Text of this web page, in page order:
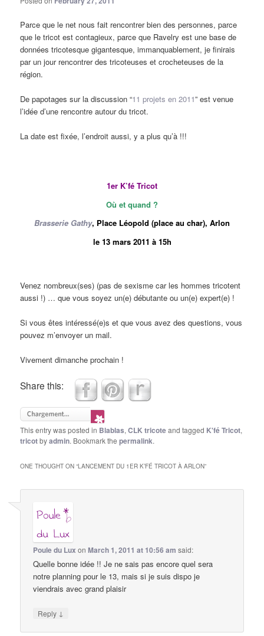
Parce que le net nous fait rencontrer bien des personnes, parce
que le tricot est contagieux, parce que Ravelry est une base de
données tricotesque gigantesque, immanquablement, je finirais
par un jour rencontrer des tricoteuses et crocheteuses de la
région.
De papotages sur la discussion “11 projets en 2011” est venue
l’idée d’une rencontre autour du tricot.
La date est fixée, l’endroit aussi, y a plus qu’à !!!
1er K’fé Tricot
Où et quand ?
Brasserie Gathy, Place Léopold (place au char), Arlon
le 13 mars 2011 à 15h
Venez nombreux(ses) (pas de sexisme car les hommes tricotent
aussi !) … que vous soyez un(e) débutante ou un(e) expert(e) !
Si vous êtes intéressé(e)s et que vous avez des questions, vous
pouvez m’envoyer un mail.
Vivement dimanche prochain !
Share this:
This entry was posted in Blablas,CLK tricoteand tagged K'fé Tricot,
tricotbyadmin. Bookmark thepermalink.
ONE THOUGHT ON “LANCEMENT DU 1ER K’FÉ TRICOT À ARLON”
Poule du Lux onMarch 1, 2011 at 10:56 am said:
Quelle bonne idée !! Je ne sais pas encore quel sera
notre planning pour le 13, mais si je suis dispo je
viendrais avec grand plaisir
Reply ↓